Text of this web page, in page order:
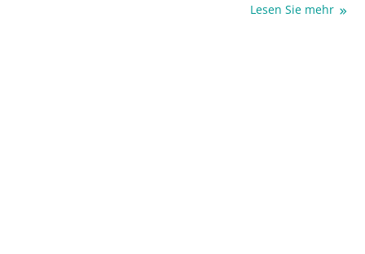
dieser Tumorerkrankungen sind in Deutschland
Lesen Sie mehr